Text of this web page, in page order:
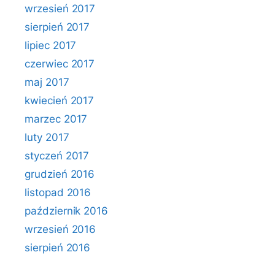
wrzesień 2017
sierpień 2017
lipiec 2017
czerwiec 2017
maj 2017
kwiecień 2017
marzec 2017
luty 2017
styczeń 2017
grudzień 2016
listopad 2016
październik 2016
wrzesień 2016
sierpień 2016